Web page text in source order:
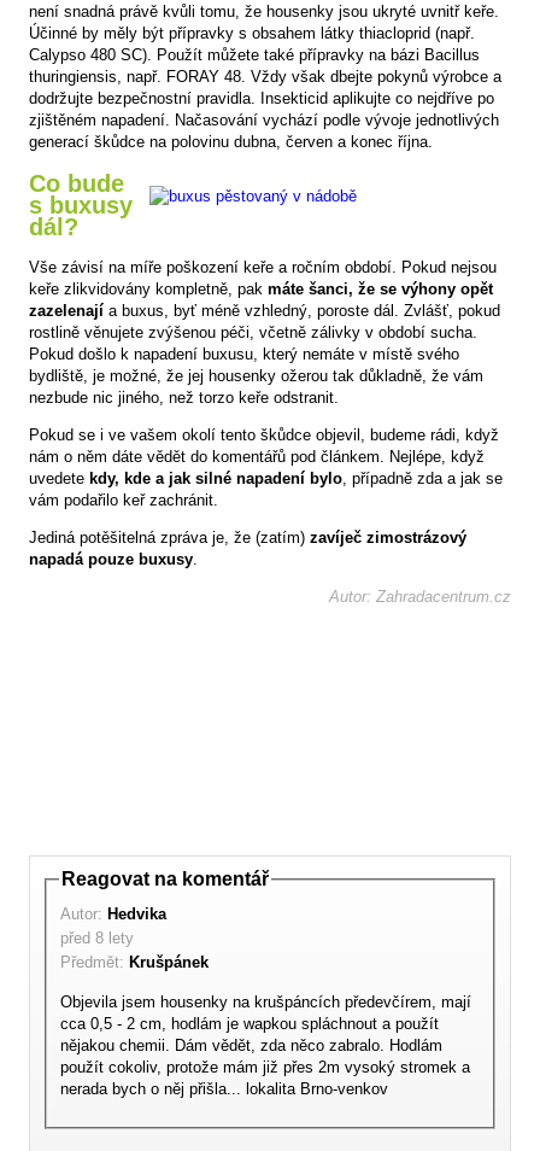
není snadná právě kvůli tomu, že housenky jsou ukryté uvnitř keře.
Účinné by měly být přípravky s obsahem látky thiacloprid (např.
Calypso 480 SC). Použít můžete také přípravky na bázi Bacillus
thuringiensis, např. FORAY 48. Vždy však dbejte pokynů výrobce a
dodržujte bezpečnostní pravidla. Insekticid aplikujte co nejdříve po
zjištěném napadení. Načasování vychází podle vývoje jednotlivých
generací škůdce na polovinu dubna, červen a konec října.
Co bude
s buxusy
dál?
Vše závisí na míře poškození keře a ročním období. Pokud nejsou
keře zlikvidovány kompletně, pak máte šanci, že se výhony opět
zazelenají a buxus, byť méně vzhledný, poroste dál. Zvlášť, pokud
rostlině věnujete zvýšenou péči, včetně zálivky v období sucha.
Pokud došlo k napadení buxusu, který nemáte v místě svého
bydliště, je možné, že jej housenky ožerou tak důkladně, že vám
nezbude nic jiného, než torzo keře odstranit.
Pokud se i ve vašem okolí tento škůdce objevil, budeme rádi, když
nám o něm dáte vědět do komentářů pod článkem. Nejlépe, když
uvedete kdy, kde a jak silné napadení bylo, případně zda a jak se
vám podařilo keř zachránit.
Jediná potěšitelná zpráva je, že (zatím) zavíječ zimostrázový
napadá pouze buxusy.
Autor: Zahradacentrum.cz
Reagovat na komentář
Autor: Hedvika
před 8 lety
Předmět: Krušpánek
Objevila jsem housenky na krušpáncích předevčírem, mají
cca 0,5 - 2 cm, hodlám je wapkou spláchnout a použít
nějakou chemii. Dám vědět, zda něco zabralo. Hodlám
použít cokoliv, protože mám již přes 2m vysoký stromek a
nerada bych o něj přišla... lokalita Brno-venkov